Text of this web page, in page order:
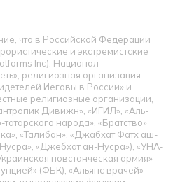
что в Российской Федерации
и экстремистские
Inc), Национал-
религиозная организация
Иеговы в России» и
религиозные организации,
Дивижн», «ИГИЛ», «Аль-
народа», «Братство»
«Талибан», «Джабхат Фатх аш-
«Джебхат ан-Нусра»), «УНА-
повстанческая армия»
(ФБК), «Альянс врачей» —